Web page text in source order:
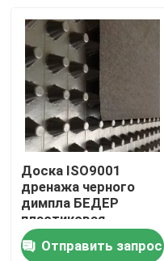
Дом
Продукты
Доска ISO9001
дренажа черного
димпла БЕДЕР
пластиковая
аттестовала
Отправить запрос